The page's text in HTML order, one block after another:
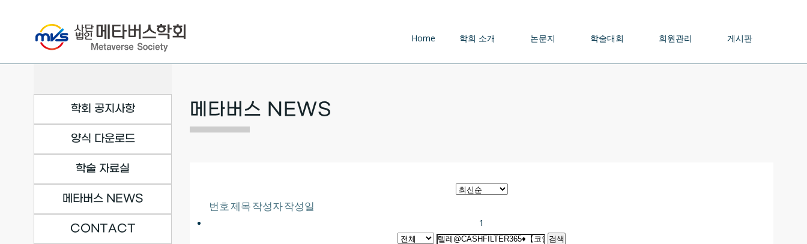
Home 학회 소개 논문지 학술대회 회원관리 게시판
학회 공지사항
양식 다운로드
학술 자료실
메타버스 NEWS
CONTACT
메타버스 NEWS
번호제목작성자작성일
1
검색